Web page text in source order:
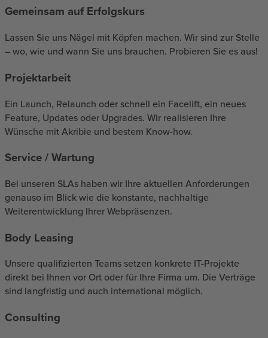
Gemeinsam auf Erfolgskurs
Lassen Sie uns Nägel mit Köpfen machen. Wir sind zur Stelle
– wo, wie und wann Sie uns brauchen. Probieren Sie es aus!
Projektarbeit
Ein Launch, Relaunch oder schnell ein Facelift, ein neues
Feature, Updates oder Upgrades. Wir realisieren Ihre
Wünsche mit Akribie und bestem Know-how.
Service / Wartung
Bei unseren SLAs haben wir Ihre aktuellen Anforderungen
genauso im Blick wie die konstante, nachhaltige
Weiterentwicklung Ihrer Webpräsenzen.
Body Leasing
Unsere qualifizierten Teams setzen konkrete IT-Projekte
direkt bei Ihnen vor Ort oder für Ihre Firma um. Die Verträge
sind langfristig und auch international möglich.
Consulting